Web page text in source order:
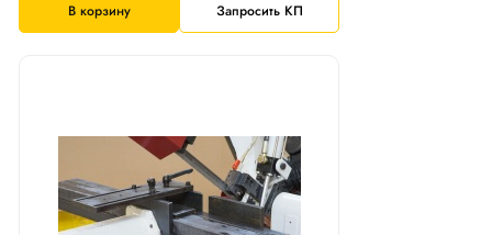
В корзину Запросить КП